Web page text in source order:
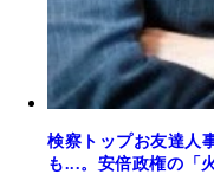
検察トップお友達人
も...。安倍政権の「